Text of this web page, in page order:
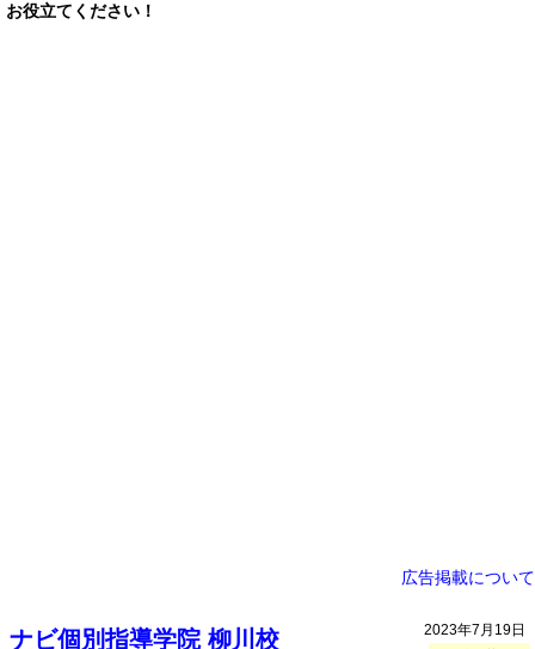
お役立てください！
広告掲載について
2023年7月19日
ナビ個別指導学院 柳川校